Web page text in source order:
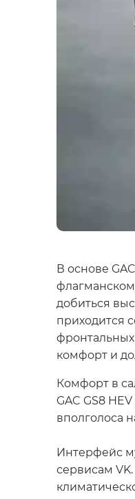
В основе
добиться
приходится
фронтальных
комфорт и
Комфорт в
GAC GS8
вполголоса
Интерфейс
сервисам